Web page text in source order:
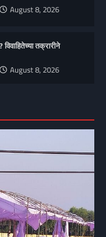
August 8, 2026
तक्रारीने
August 8, 2026